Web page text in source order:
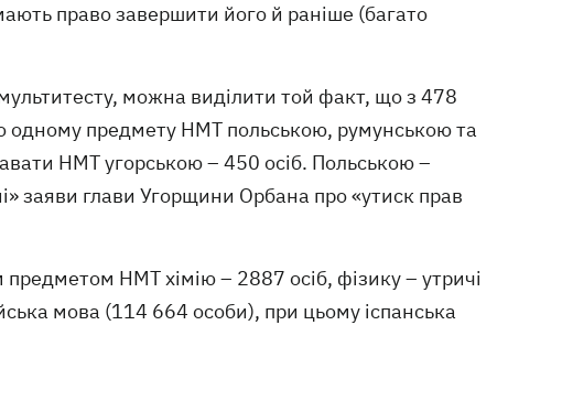
право завершити його й раніше (багато
можна виділити той факт, що з 478
одному предмету НМТ польською, румунською та
НМТ угорською – 450 осіб. Польською –
заяви глави Угорщини Орбана про «утиск прав
НМТ хімію – 2887 осіб, фізику – утричі
мова (114 664 особи), при цьому іспанська